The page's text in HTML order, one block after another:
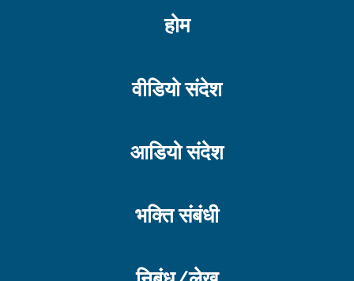
होम
वीडियो संदेश
आडियो संदेश
भक्ति संबंधी